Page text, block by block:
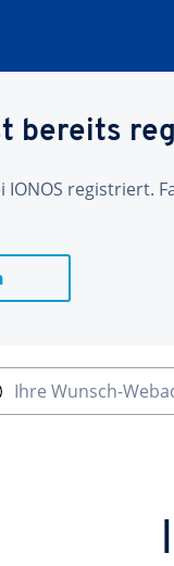
bereits
registriert.
Ihre Wunsch-